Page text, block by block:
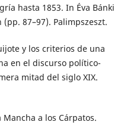
hasta 1853. In Éva Bánki
87–97). Palimpszeszt.
y los criterios de una
en el discurso político-
mitad del siglo XIX.
Mancha a los Cárpatos.